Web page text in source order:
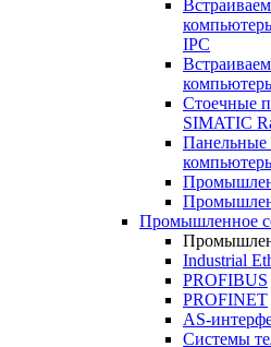
IPC
Стоечные
SIMATIC
Промышленное
Industrial
PROFIBUS
PROFINET
AS-
Системы